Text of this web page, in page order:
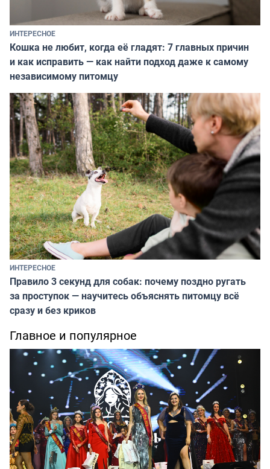
ИНТЕРЕСНОЕ
Кошка не любит, когда её гладят: 7 главных причин
и как исправить — как найти подход даже к самому
независимому питомцу
ИНТЕРЕСНОЕ
Правило 3 секунд для собак: почему поздно ругать
за проступок — научитесь объяснять питомцу всё
сразу и без криков
Главное и популярное